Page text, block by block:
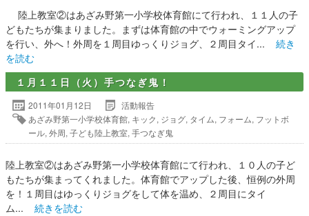
陸上教室②はあざみ野第一小学校体育館にて行われ、１１人の子
どもたちが集まりました。まずは体育館の中でウォーミングアップ
を行い、外へ！外周を１周目ゆっくりジョグ、２周目タイ... 続き
を読む
１月１１日（火）手つなぎ鬼！
2011年01月12日
活動報告
あざみ野第一小学校体育館, キック, ジョグ, タイム, フォーム, フットボ
ール, 外周, 子ども陸上教室, 手つなぎ鬼
陸上教室②はあざみ野第一小学校体育館にて行われ、１０人の子ど
もたちが集まってくれました。体育館でアップした後、恒例の外周
を！１周目はゆっくりジョグをして体を温め、２周目にタイ
ム... 続きを読む